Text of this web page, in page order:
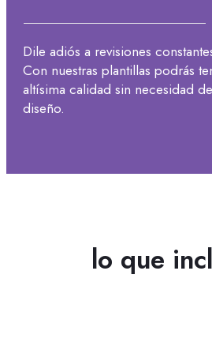
Dile adiós a revisiones
Con nuestras plantillas podrás
altísima calidad sin necesidad
diseño.
lo que